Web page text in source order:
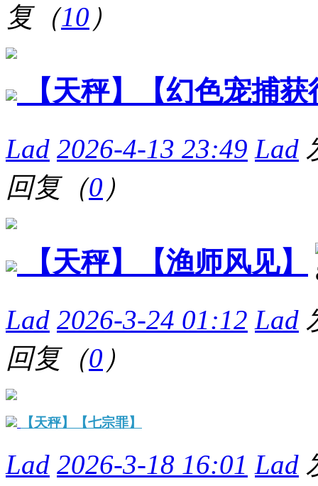
复（10 ）
【天秤】【幻色宠捕
Lad 2026-4-13 23:49 Lad
回复（0 ）
【天秤】【渔师风见】
Lad 2026-3-24 01:12 Lad
回复（0 ）
【天秤】【七宗罪】
Lad 2026-3-18 16:01 Lad